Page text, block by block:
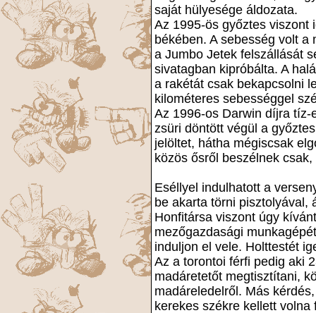
saját hülyesége áldozata.
Az 1995-ös győztes viszont
békében. A sebesség volt
a Jumbo Jetek felszállását
sivatagban kipróbálta. A
a rakétát csak bekapcsolni
kilométeres sebességgel
Az 1996-os Darwin díjra
zsüri döntött végül a
jelöltet, hátha mégiscsak
közös ősről beszélnek
Eséllyel indulhatott a
be akarta törni pisztolyával,
Honfitársa viszont úgy
mezőgazdasági
induljon el vele. Holttestét
Az a torontoi férfi pedig aki
madáretetőt megtisztítani,
madáreledelről. Más
kerekes székre kellett